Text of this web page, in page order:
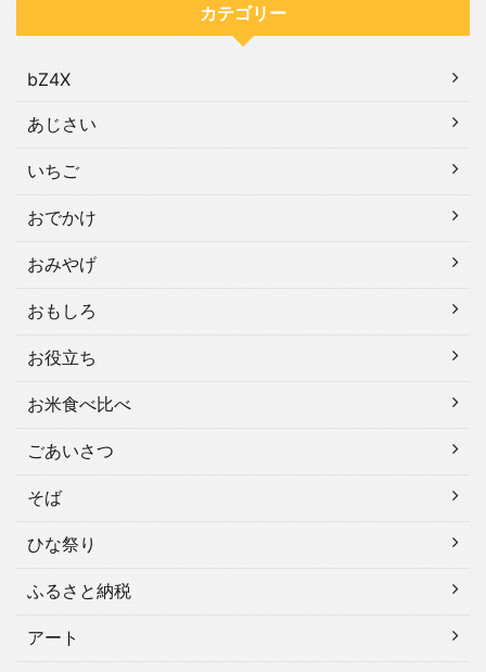
カテゴリー
bZ4X
あじさい
いちご
おでかけ
おみやげ
おもしろ
お役立ち
お米食べ比べ
ごあいさつ
そば
ひな祭り
ふるさと納税
アート